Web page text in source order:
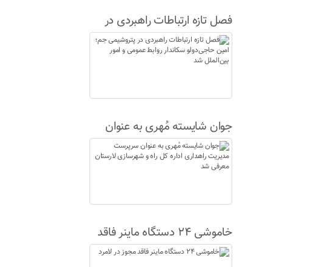
فصل تازه ارتباطات راهبردی در
پتروشیمی جم؛ امین حاجی‌دولو
سکاندار روابط عمومی و امور
جوان شایسته مُهری به عنوان
سرپرست مدیریت راهداری اداره
کل راه و شهرسازی لارستان
خاموشی ۲۴ دستگاه ماینر فاقد
مجوز در لامرد